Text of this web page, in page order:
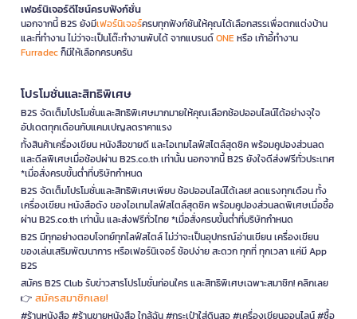
เฟอร์นิเจอร์ดีไซน์ครบฟังก์ชั่น
นอกจากนี้ B2S ยังมีเฟอร์นิเจอร์ครบทุกฟังก์ชันให้คุณได้เลือกสรรเพื่อตกแต่งบ้าน
และที่ทำงาน ไม่ว่าจะเป็นโต๊ะทำงานพับได้ จากแบรนด์ONEหรือ เก้าอี้ทำงาน
Furradecก็มีให้เลือกครบครัน
โปรโมชั่นและสิทธิพิเศษ
B2S จัดเต็มโปรโมชั่นและสิทธิพิเศษมากมายให้คุณเลือกช้อปออนไลน์ได้อย่างจุใจ
อัปเดตทุกเดือนกับแคมเปญลดราคาแรง
ทั้งสินค้าเครื่องเขียน หนังสือขายดี และไอเทมไลฟ์สไตล์สุดชิค พร้อมคูปองส่วนลด
และดีลพิเศษเมื่อช้อปผ่าน B2S.co.th เท่านั้น นอกจากนี้ B2S ยังใจดีส่งฟรีทั่วประเทศ
*เมื่อสั่งครบขั้นต่ำที่บริษัทกำหนด
B2S จัดเต็มโปรโมชั่นและสิทธิพิเศษเพียบ ช้อปออนไลน์ได้เลย! ลดแรงทุกเดือน ทั้ง
เครื่องเขียน หนังสือดัง ของไอเทมไลฟ์สไตล์สุดชิค พร้อมคูปองส่วนลดพิเศษเมื่อซื้อ
ผ่าน B2S.co.th เท่านั้น และส่งฟรีทั่วไทย *เมื่อสั่งครบขั้นต่ำที่บริษัทกำหนด
B2S มีทุกอย่างตอบโจทย์ทุกไลฟ์สไตล์ ไม่ว่าจะเป็นอุปกรณ์อ่านเขียน เครื่องเขียน
ของเล่นเสริมพัฒนาการ หรือเฟอร์นิเจอร์ ช้อปง่าย สะดวก ทุกที่ ทุกเวลา แค่มี App
B2S
สมัคร B2S Club รับข่าวสารโปรโมชั่นก่อนใคร และสิทธิพิเศษเฉพาะสมาชิก! คลิกเลย
👉 สมัครสมาชิกเลย!
#ร้านหนังสือ #ร้านขายหนังสือ ใกล้ฉัน #กระเป๋าใส่ดินสอ #เครื่องเขียนออนไลน์ #ซื้อ